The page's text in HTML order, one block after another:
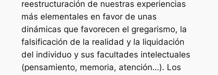
reestructuración de nuestras experiencias
más elementales en favor de unas
dinámicas que favorecen el gregarismo, la
falsificación de la realidad y la liquidación
del individuo y sus facultades intelectuales
(pensamiento, memoria, atención…). Los